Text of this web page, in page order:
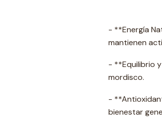
- **Energía
mantienen
- **Equilibrio
mordisco.
-
bienestar